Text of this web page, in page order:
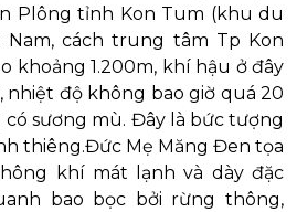
Plông tỉnh Kon Tum (khu du
Nam, cách trung tâm Tp Kon
khoảng 1.200m, khí hậu ở đây
nhiệt độ không bao giờ quá 20
có sương mù. Đây là bức tượng
thiêng.Đức Mẹ Măng Đen tọa
khí mát lạnh và dày đặc
bao bọc bởi rừng thông,